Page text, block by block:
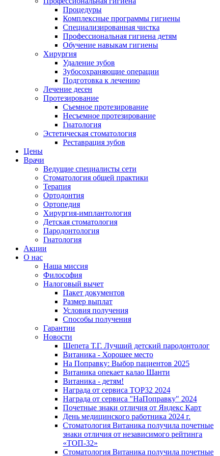
Процедуры
Комплексные программы гигиены
Специализированная чистка
Профессиональная гигиена детям
Обучение навыкам гигиены
Хирургия
Удаление зубов
Зубосохраняющие операции
Подготовка к лечению
Лечение десен
Протезирование
Съемное протезирование
Несъемное протезирование
Гнатология
Эстетическая стоматология
Реставрация зубов
Цены
Врачи
Ведущие специалисты сети
Стоматология общей практики
Терапия
Ортодонтия
Ортопедия
Хирургия-имплантология
Детская стоматология
Пародонтология
Гнатология
Акции
О нас
Наша миссия
Философия
Налоговый вычет
Пакет документов
Размер выплат
Условия получения
Способы получения
Гарантии
Новости
Шепета Т.Г. Лучший детский пародонтолог
Витаника - Хорошее место
На Поправку: Выбор пациентов 2025
Витаника опекает калао Шанти
Витаника - детям!
Награда от сервиса TOP32 2024
Награда от сервиса "НаПоправку" 2024
Почетные знаки отличия от Яндекс Карт
День медицинского работника 2024 г.
Стоматология Витаника получила почетные
знаки отличия от независимого рейтинга
«ТОП-32»
Стоматология Витаника получила почетные